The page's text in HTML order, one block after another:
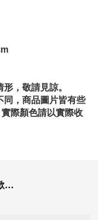
，敬請見諒。
同，商品圖片皆有些
際顏色請以實際收
...